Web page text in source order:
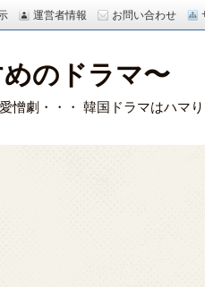
運営者情報 お問い合わせ
のドラマ〜
劇・・・ 韓国ドラマはハマ